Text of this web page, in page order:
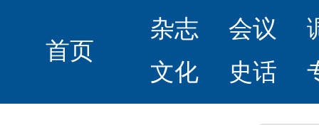
首页
杂志 会议
文化
史话